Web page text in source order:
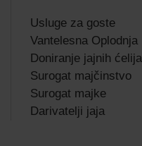
Usluge za goste
Vantelesna Oplodnja
Doniranje jajnih ćelija
Surogat majčinstvo
Surogat majke
Darivatelji jaja